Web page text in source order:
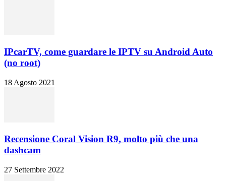
IPcarTV, come guardare le IPTV su Android Auto
(no root)
18 Agosto 2021
Recensione Coral Vision R9, molto più che una
dashcam
27 Settembre 2022